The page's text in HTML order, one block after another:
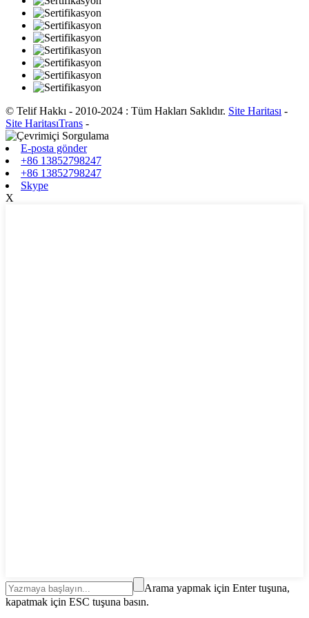
© Telif Hakkı - 2010-2024 : Tüm Hakları Saklıdır. Site Haritası -
Site HaritasıTrans -
E-posta gönder
+86 13852798247
+86 13852798247
Skype
X
Arama yapmak için Enter tuşuna,
kapatmak için ESC tuşuna basın.